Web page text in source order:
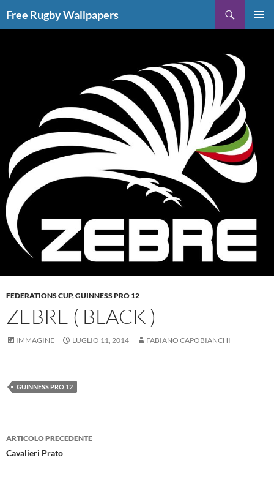
Free Rugby Wallpapers
FEDERATIONS CUP,GUINNESS PRO 12
ZEBRE ( BLACK )
IMMAGINE LUGLIO 11, 2014 FABIANO CAPOBIANCHI
GUINNESS PRO 12
Navigazione
articolo
ARTICOLO PRECEDENTE
Cavalieri Prato